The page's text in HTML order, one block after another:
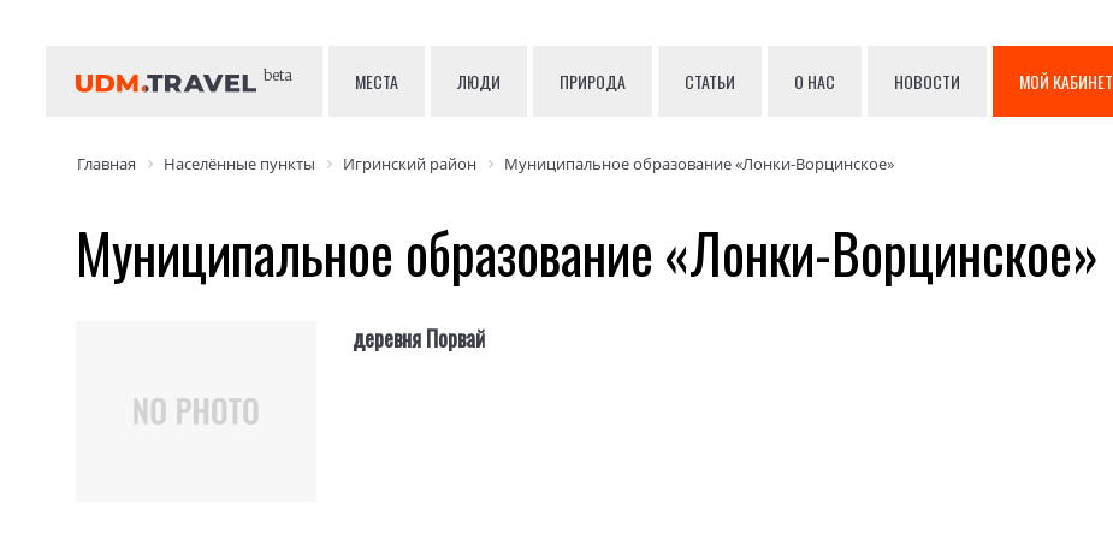
beta МЕСТА ЛЮДИ ПРИРОДА СТАТЬИ О НАС НОВОСТИ МОЙ КАБИНЕТ
Главная Населённые пункты Игринский район Муниципальное образование «Лонки-Ворцинское»
Муниципальное образование «Лонки-Ворцинское»
деревня Порвай